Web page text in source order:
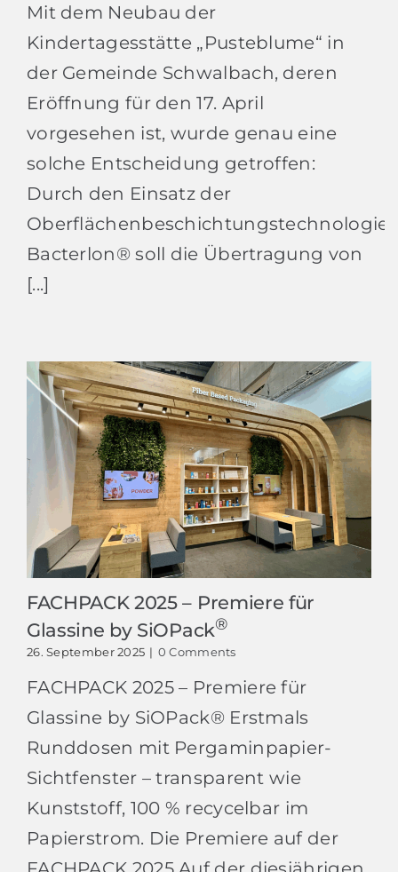
Mit dem Neubau der
Kindertagesstätte „Pusteblume“ in
der Gemeinde Schwalbach, deren
Eröffnung für den 17. April
vorgesehen ist, wurde genau eine
solche Entscheidung getroffen:
Durch den Einsatz der
Oberflächenbeschichtungstechnologie
Bacterlon® soll die Übertragung von
[...]
FACHPACK 2025 – Premiere für
Glassine by SiOPack®
26. September 2025 | 0 Comments
FACHPACK 2025 – Premiere für
Glassine by SiOPack® Erstmals
Runddosen mit Pergaminpapier-
Sichtfenster – transparent wie
Kunststoff, 100 % recycelbar im
Papierstrom. Die Premiere auf der